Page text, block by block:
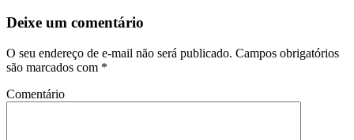
Deixe um comentário
O seu endereço de e-mail não será publicado. Campos obrigatórios
são marcados com *
Comentário